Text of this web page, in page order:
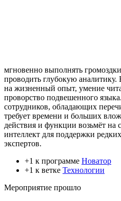
мгновенно выполнять
проводить глубокую
на жизненный опыт, умение
проворство подвешенного
сотрудников, обладающих
требует времени и больших
действия и функции возьмёт на
интеллект для поддержки
экспертов.
+1 к программе Новатор
+1 к ветке Технологии
Мероприятие прошло